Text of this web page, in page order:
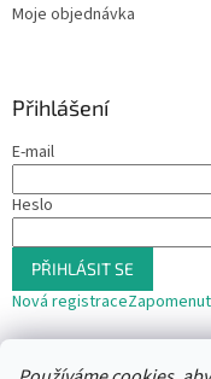
Moje objednávka
Přihlášení
E-mail
Heslo
PŘIHLÁSIT SE
Nová registrace